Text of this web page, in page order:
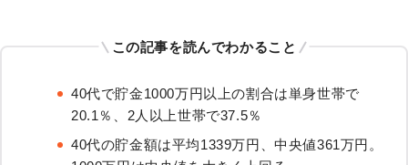
この記事を読んでわかること
40代で貯金1000万円以上の割合は単身世帯で
20.1％、2人以上世帯で37.5％
40代の貯金額は平均1339万円、中央値361万円。